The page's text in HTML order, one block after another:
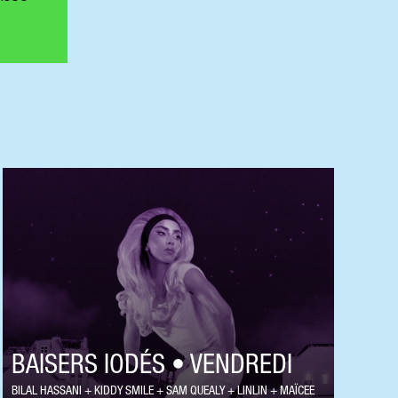
BAISERS IODÉS • VENDREDI
BILAL HASSANI KIDDY SMILE SAM QUEALY LINLIN MAÏCEE